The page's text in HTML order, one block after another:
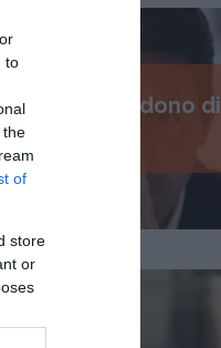
to
the
of
store
or
passi del perdono di
Lumera